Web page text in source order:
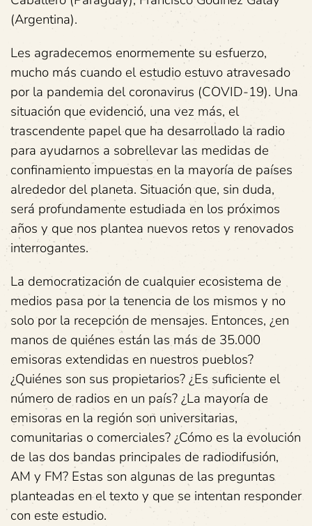
(Argentina).
Les agradecemos enormemente su esfuerzo,
mucho más cuando el estudio estuvo atravesado
por la pandemia del coronavirus (COVID-19). Una
situación que evidenció, una vez más, el
trascendente papel que ha desarrollado la radio
para ayudarnos a sobrellevar las medidas de
confinamiento impuestas en la mayoría de países
alrededor del planeta. Situación que, sin duda,
será profundamente estudiada en los próximos
años y que nos plantea nuevos retos y renovados
interrogantes.
La democratización de cualquier ecosistema de
medios pasa por la tenencia de los mismos y no
solo por la recepción de mensajes. Entonces, ¿en
manos de quiénes están las más de 35.000
emisoras extendidas en nuestros pueblos?
¿Quiénes son sus propietarios? ¿Es suficiente el
número de radios en un país? ¿La mayoría de
emisoras en la región son universitarias,
comunitarias o comerciales? ¿Cómo es la evolución
de las dos bandas principales de radiodifusión,
AM y FM? Estas son algunas de las preguntas
planteadas en el texto y que se intentan responder
con este estudio.